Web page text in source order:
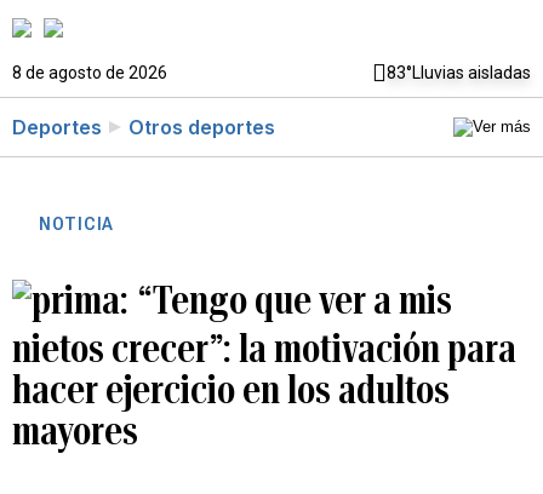
8 de agosto de 2026 83°Lluvias aisladas
Deportes Otros deportes
NOTICIA
“Tengo que ver a mis
nietos crecer”: la motivación para
hacer ejercicio en los adultos
mayores